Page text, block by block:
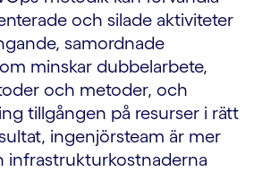
och silade aktiviteter
samordnade
minskar dubbelarbete,
och metoder, och
tillgången på resurser i rätt
ingenjörsteam är mer
infrastrukturkostnaderna